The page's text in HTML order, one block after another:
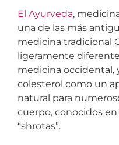
El Ayurveda,
una de las más
medicina tradicional
ligeramente
medicina occidental,
colesterol como un
natural para
cuerpo, conocidos
“shrotas”.